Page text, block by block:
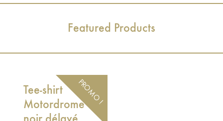
Featured Products
PROMO !
Tee-shirt
Motordrome